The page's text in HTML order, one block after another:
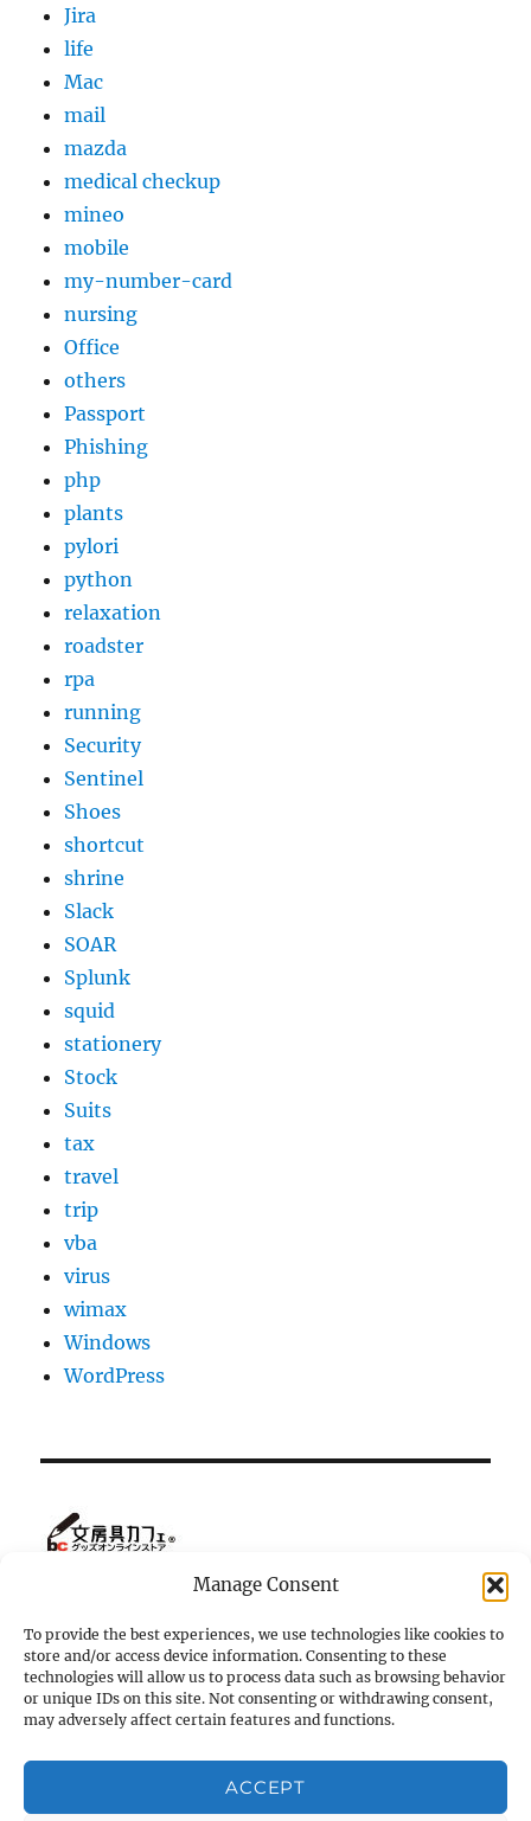
Manage Consent
To provide the best experiences, we use technologies like cookies to
store and/or access device information. Consenting to these
technologies will allow us to process data such as browsing behavior
or unique IDs on this site. Not consenting or withdrawing consent,
may adversely affect certain features and functions.
ACCEPT
Jira
life
Mac
mail
mazda
medical checkup
mineo
mobile
my-number-card
nursing
Office
others
Passport
Phishing
php
plants
pylori
python
relaxation
roadster
rpa
running
Security
Sentinel
Shoes
shortcut
shrine
Slack
SOAR
Splunk
squid
stationery
Stock
Suits
tax
travel
trip
vba
virus
wimax
Windows
WordPress
ホーム
マツダ・ロードスター NC の小部屋